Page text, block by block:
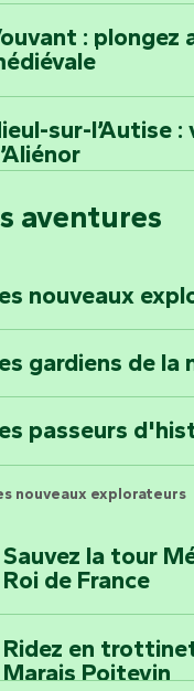
: plongez
sur-l’Autise
Payré :
:
minière
d’étoiles :
aventures
nouveaux
gardiens de la
passeurs
nouveaux explorateurs
Sauvez la tour
Roi de France
Ridez en
Marais Poitevin
mis à
?
?